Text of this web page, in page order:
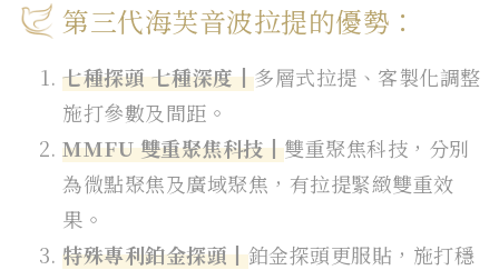
第三代海芙音波拉提的優勢：
七種探頭 七種深度┃多層式拉提、客製化調整
施打參數及間距。
MMFU 雙重聚焦科技┃雙重聚焦科技，分別
為微點聚焦及廣域聚焦，有拉提緊緻雙重效
果。
特殊專利鉑金探頭┃鉑金探頭更服貼，施打穩